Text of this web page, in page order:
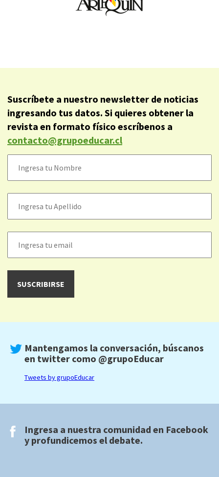
Suscríbete a nuestro newsletter de noticias
ingresando tus datos. Si quieres obtener la
revista en formato físico escríbenos a
contacto@grupoeducar.cl
Mantengamos la conversación, búscanos
en twitter como @grupoEducar
Tweets by grupoEducar
Ingresa a nuestra comunidad en Facebook
y profundicemos el debate.